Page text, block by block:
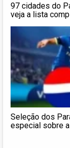
97 cidades do
veja a lista
Seleção dos
especial sobre